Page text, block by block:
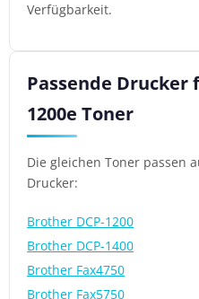
Verfügbarkeit.
Passende Drucker
1200e Toner
Die gleichen Toner passen
Drucker:
Brother DCP-1200
Brother DCP-1400
Brother Fax4750
Brother Fax5750